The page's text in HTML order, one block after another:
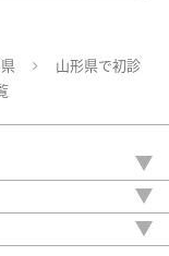
山形県で初診